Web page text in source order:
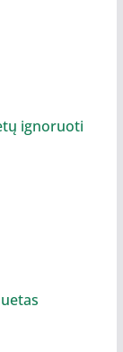
ignoruoti